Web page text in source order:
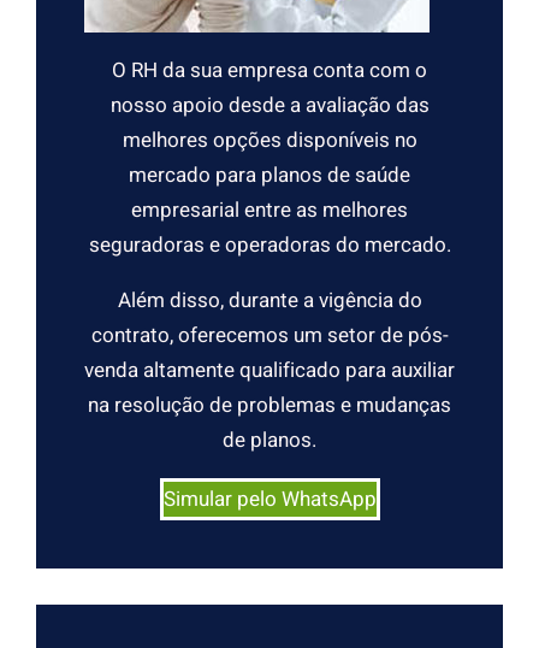
O RH da sua empresa conta com o
nosso apoio desde a avaliação das
melhores opções disponíveis no
mercado para planos de saúde
empresarial entre as melhores
seguradoras e operadoras do mercado.
Além disso, durante a vigência do
contrato, oferecemos um setor de pós-
venda altamente qualificado para auxiliar
na resolução de problemas e mudanças
de planos.
Simular pelo WhatsApp